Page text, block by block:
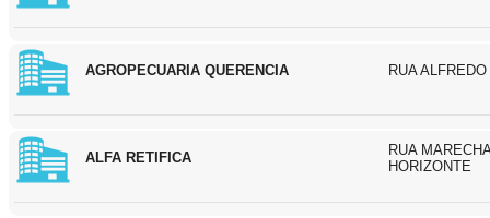
AGROPECUARIA QUERENCIA RUA
ALFA RETIFICA
RUA
HORIZONTE